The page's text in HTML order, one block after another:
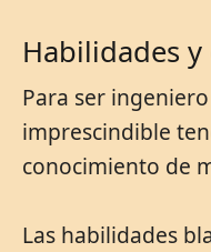
Habilidades
Para ser
imprescindible
conocimiento de
Las habilidades